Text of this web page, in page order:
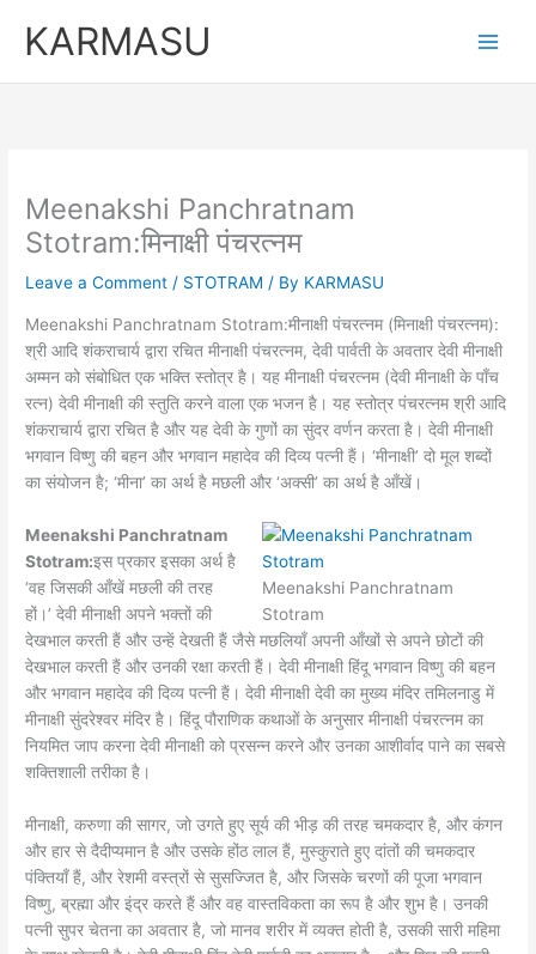
KARMASU
Meenakshi Panchratnam
Stotram:मिनाक्षी पंचरत्नम
Leave a Comment / STOTRAM / By KARMASU
Meenakshi Panchratnam Stotram:मीनाक्षी पंचरत्नम (मिनाक्षी पंचरत्नम):
श्री आदि शंकराचार्य द्वारा रचित मीनाक्षी पंचरत्नम, देवी पार्वती के अवतार देवी मीनाक्षी
अम्मन को संबोधित एक भक्ति स्तोत्र है। यह मीनाक्षी पंचरत्नम (देवी मीनाक्षी के पाँच
रत्न) देवी मीनाक्षी की स्तुति करने वाला एक भजन है। यह स्तोत्र पंचरत्नम श्री आदि
शंकराचार्य द्वारा रचित है और यह देवी के गुणों का सुंदर वर्णन करता है। देवी मीनाक्षी
भगवान विष्णु की बहन और भगवान महादेव की दिव्य पत्नी हैं। ‘मीनाक्षी’ दो मूल शब्दों
का संयोजन है; ‘मीना’ का अर्थ है मछली और ‘अक्सी’ का अर्थ है आँखें।
Meenakshi Panchratnam
Stotram
Meenakshi Panchratnam
Stotram:इस प्रकार इसका अर्थ है
‘वह जिसकी आँखें मछली की तरह
हों।’ देवी मीनाक्षी अपने भक्तों की
देखभाल करती हैं और उन्हें देखती हैं जैसे मछलियाँ अपनी आँखों से अपने छोटों की
देखभाल करती हैं और उनकी रक्षा करती हैं। देवी मीनाक्षी हिंदू भगवान विष्णु की बहन
और भगवान महादेव की दिव्य पत्नी हैं। देवी मीनाक्षी देवी का मुख्य मंदिर तमिलनाडु में
मीनाक्षी सुंदरेश्वर मंदिर है। हिंदू पौराणिक कथाओं के अनुसार मीनाक्षी पंचरत्नम का
नियमित जाप करना देवी मीनाक्षी को प्रसन्न करने और उनका आशीर्वाद पाने का सबसे
शक्तिशाली तरीका है।
मीनाक्षी, करुणा की सागर, जो उगते हुए सूर्य की भीड़ की तरह चमकदार है, और कंगन
और हार से दैदीप्यमान है और उसके होंठ लाल हैं, मुस्कुराते हुए दांतों की चमकदार
पंक्तियाँ हैं, और रेशमी वस्त्रों से सुसज्जित है, और जिसके चरणों की पूजा भगवान
विष्णु, ब्रह्मा और इंद्र करते हैं और वह वास्तविकता का रूप है और शुभ है। उनकी
पत्नी सुपर चेतना का अवतार है, जो मानव शरीर में व्यक्त होती है, उसकी सारी महिमा
price